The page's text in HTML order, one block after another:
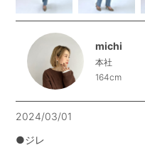
michi
本社
164cm
2024/03/01
●ジレ